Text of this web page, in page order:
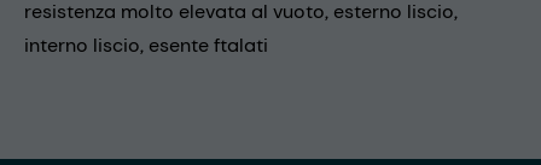
resistenza molto elevata al vuoto, esterno liscio,
interno liscio, esente ftalati